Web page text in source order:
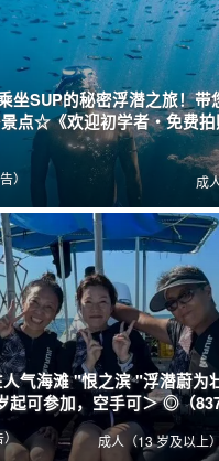
坐SUP的秘密浮潜之旅！带
点☆《欢迎初学者・免费
成
）
气海滩 "恨之滨 "浮潜蔚为
起可参加，空手可＞ ◎（
成人（13 岁及以上）
）